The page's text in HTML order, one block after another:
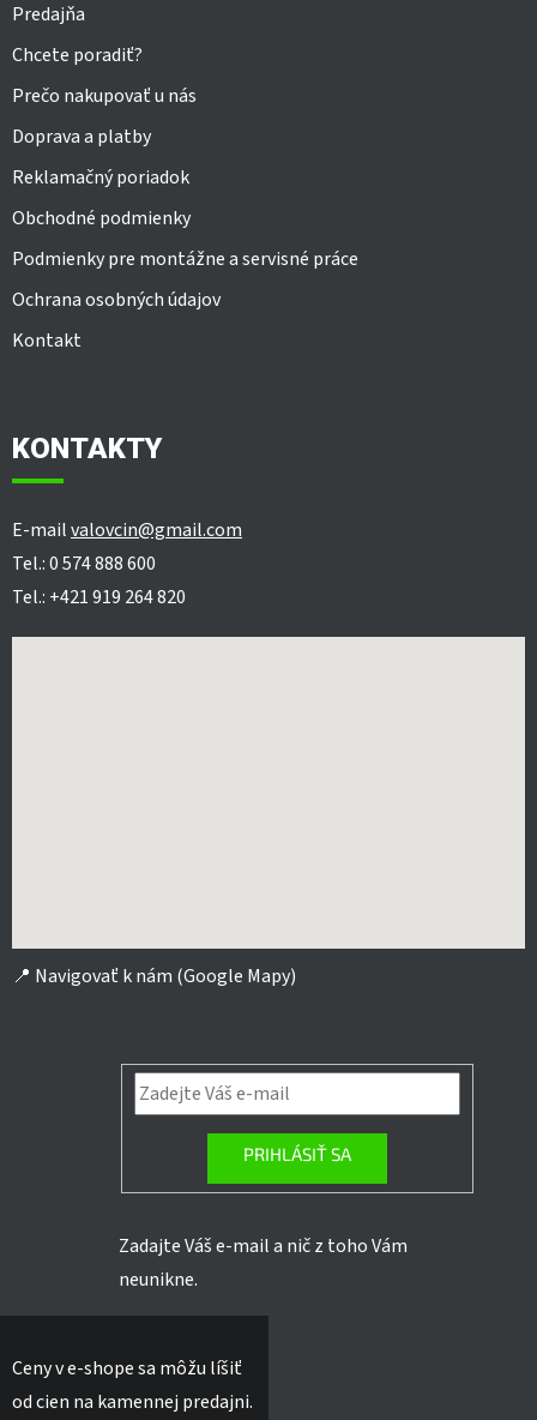
Predajňa
Chcete poradiť?
Prečo nakupovať u nás
Doprava a platby
Reklamačný poriadok
Obchodné podmienky
Podmienky pre montážne a servisné práce
Ochrana osobných údajov
Kontakt
KONTAKTY
E-mailvalovcin@gmail.com
Tel.: 0 574 888 600
Tel.: +421 919 264 820
📍 Navigovať k nám (Google Mapy)
PRIHLÁSIŤ SA
Zadajte Váš e-mail a nič z toho Vám
neunikne.
Ceny v e-shope sa môžu líšiť
od cien na kamennej predajni.